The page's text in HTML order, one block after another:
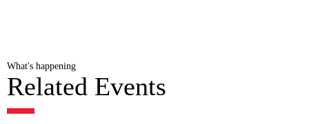
What's happening
Related Events